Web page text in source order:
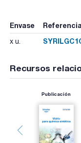
Envase Referencia
x u.
Recursos
Publicación